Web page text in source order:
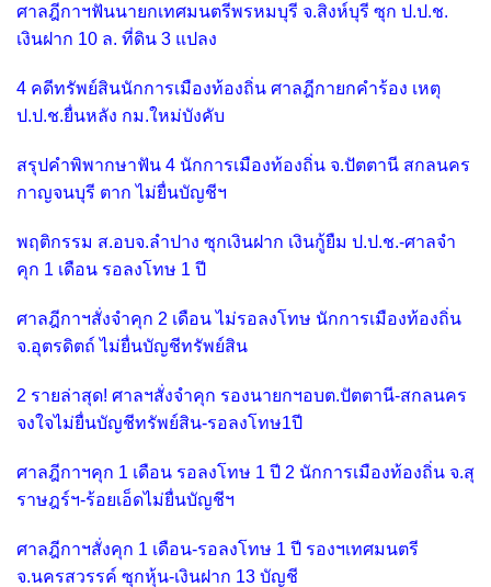
ศาลฎีกาฯฟันนายกเทศมนตรีพรหมบุรี จ.สิงห์บุรี ซุก ป.ป.ช.
เงินฝาก 10 ล. ที่ดิน 3 แปลง
4 คดีทรัพย์สินนักการเมืองท้องถิ่น ศาลฎีกายกคำร้อง เหตุ
ป.ป.ช.ยื่นหลัง กม.ใหม่บังคับ
สรุปคำพิพากษาฟัน 4 นักการเมืองท้องถิ่น จ.ปัตตานี สกลนคร
กาญจนบุรี ตาก ไม่ยื่นบัญชีฯ
พฤติกรรม ส.อบจ.ลำปาง ซุกเงินฝาก เงินกู้ยืม ป.ป.ช.-ศาลจำ
คุก 1 เดือน รอลงโทษ 1 ปี
ศาลฎีกาฯสั่งจำคุก 2 เดือน ไม่รอลงโทษ นักการเมืองท้องถิ่น
จ.อุตรดิตถ์ ไม่ยื่นบัญชีทรัพย์สิน
2 รายล่าสุด! ศาลฯสั่งจำคุก รองนายกฯอบต.ปัตตานี-สกลนคร
จงใจไม่ยื่นบัญชีทรัพย์สิน-รอลงโทษ1ปี
ศาลฎีกาฯคุก 1 เดือน รอลงโทษ 1 ปี 2 นักการเมืองท้องถิ่น จ.สุ
ราษฎร์ฯ-ร้อยเอ็ดไม่ยื่นบัญชีฯ
ศาลฎีกาฯสั่งคุก 1 เดือน-รอลงโทษ 1 ปี รองฯเทศมนตรี
จ.นครสวรรค์ ซุกหุ้น-เงินฝาก 13 บัญชี